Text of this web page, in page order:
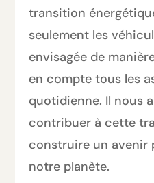
transition
seulement les
envisagée de
en compte tous les
quotidienne. Il nous
contribuer à cette
construire un avenir
notre planète.